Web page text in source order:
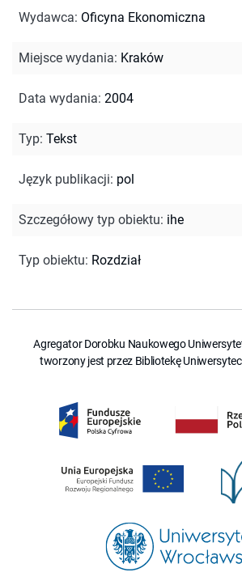
Wydawca: Oficyna Ekonomiczna
Miejsce wydania: Kraków
Data wydania: 2004
Typ: Tekst
Język publikacji: pol
Szczegółowy typ obiektu: ihe
Typ obiektu: Rozdział
Agregator Dorobku Naukowego
tworzony jest przez Bibliotekę